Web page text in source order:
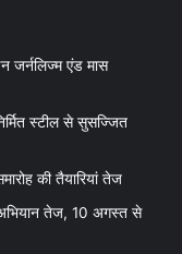
जर्नलिज्म एंड मास
स्टील से सुसज्जित
की तैयारियां तेज
अभियान तेज, 10 अगस्त से